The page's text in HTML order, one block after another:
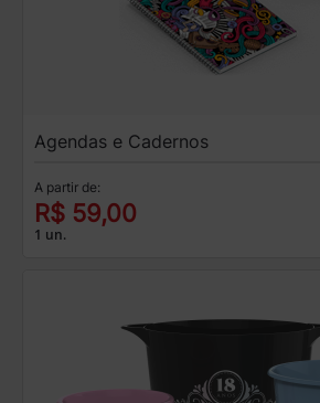
Agendas e Cadernos
A partir de:
R$ 59,00
1 un.